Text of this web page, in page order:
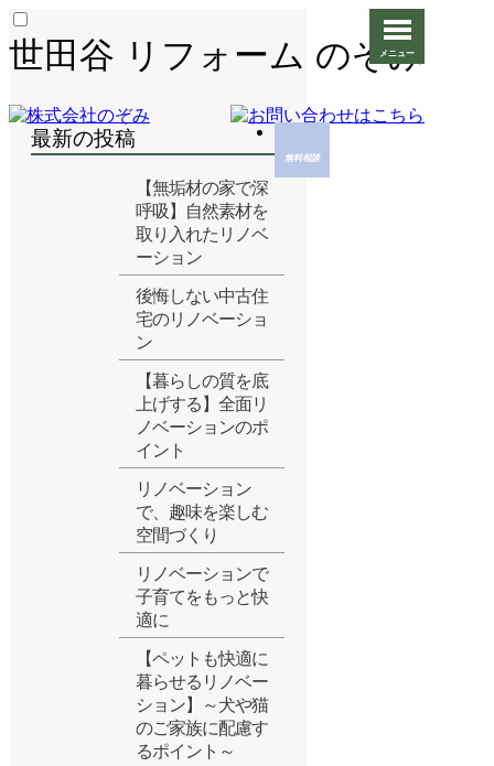
世田谷 リフォーム のぞみ
最新の投稿
【無垢材の家で深
呼吸】自然素材を
取り入れたリノベ
ーション
後悔しない中古住
宅のリノベーショ
ン
【暮らしの質を底
上げする】全面リ
ノベーションのポ
イント
リノベーション
で、趣味を楽しむ
空間づくり
リノベーションで
子育てをもっと快
適に
【ペットも快適に
暮らせるリノベー
ション】～犬や猫
のご家族に配慮す
るポイント～